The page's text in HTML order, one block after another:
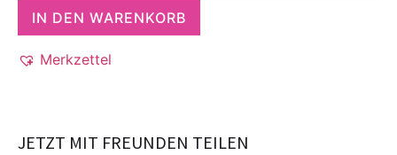
IN DEN WARENKORB
Merkzettel
JETZT MIT FREUNDEN TEILEN